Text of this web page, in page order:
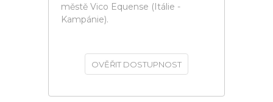
městě Vico Equense (Itálie -
Kampánie).
OVĚŘIT DOSTUPNOST